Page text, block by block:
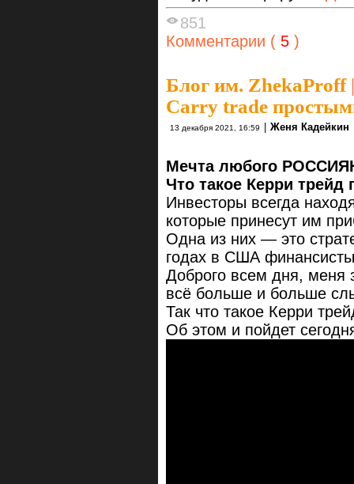
851
Комментарии ( 5 )
Блог им. ZhekaProff|
Carry trade
13 декабря 2021, 16:59 Женя Кадейкин
Мечта любого
Что такое Керри
Инвесторы всегда
которые принесут им
Одна из них — это
годах в США
Доброго всем дня, меня
всё больше и больше
Так что такое Керри
Об этом и пойдет